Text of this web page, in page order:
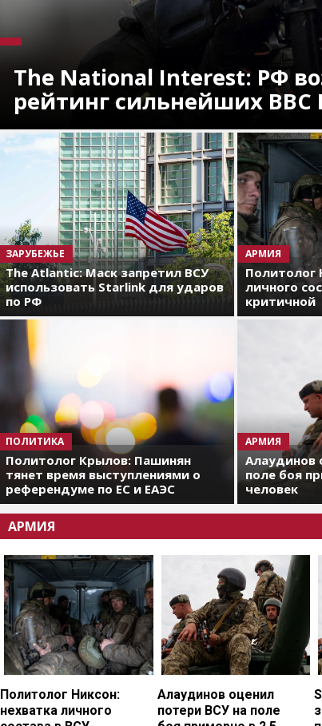
The National Interest: РФ
рейтинг сильнейших ВВС
ЗАРУБЕЖЬЕ
The Atlantic: Маск запретил ВСУ
использовать Starlink для ударов
по РФ
АРМИЯ
Политолог
личного
критичной
ПОЛИТИКА
Политолог Крылов: Пашинян
тянет время выступлениями о
референдуме по ЕС и ЕАЭС
АРМИЯ
Алаудинов
поле боя
человек
АРМИЯ
Политолог Никсон:
нехватка личного
Алаудинов оценил
потери ВСУ на поле